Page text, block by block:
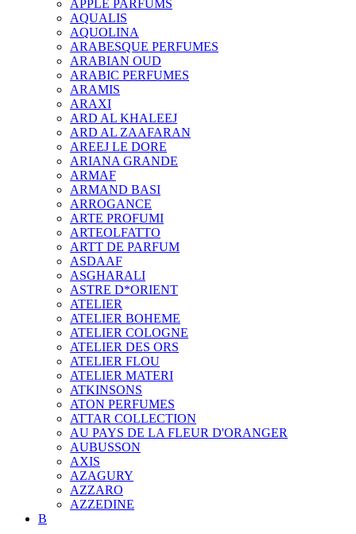
APPLE PARFUMS
AQUALIS
AQUOLINA
ARABESQUE PERFUMES
ARABIAN OUD
ARABIC PERFUMES
ARAMIS
ARAXI
ARD AL KHALEEJ
ARD AL ZAAFARAN
AREEJ LE DORE
ARIANA GRANDE
ARMAF
ARMAND BASI
ARROGANCE
ARTE PROFUMI
ARTEOLFATTO
ARTT DE PARFUM
ASDAAF
ASGHARALI
ASTRE D*ORIENT
ATELIER
ATELIER BOHEME
ATELIER COLOGNE
ATELIER DES ORS
ATELIER FLOU
ATELIER MATERI
ATKINSONS
ATON PERFUMES
ATTAR COLLECTION
AU PAYS DE LA FLEUR D'ORANGER
AUBUSSON
AXIS
AZAGURY
AZZARO
AZZEDINE
B